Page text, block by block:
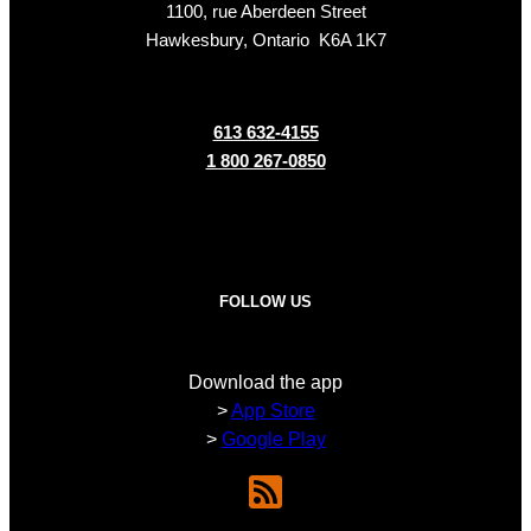
1100, rue Aberdeen Street
Hawkesbury, Ontario K6A 1K7
613 632-4155
1 800 267-0850
FOLLOW US
Download the app
>App Store
> Google Play